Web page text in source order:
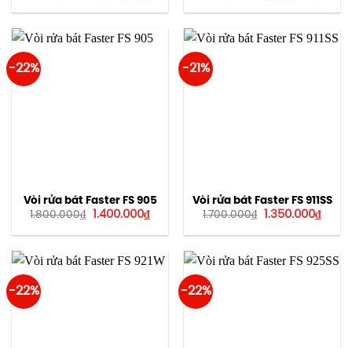
là:
tại
3.150.000₫.
là:
tại
-22%
Vòi rửa bát Faster FS 905
1.800.000₫
Giá
là:
1.400.000₫Giá
tại
1.400.000₫.
-21%
Vòi rửa bát Faster FS 911SS
1.700.000₫
Giá
là:
1.350.000₫Giá
tại
-22% -22%